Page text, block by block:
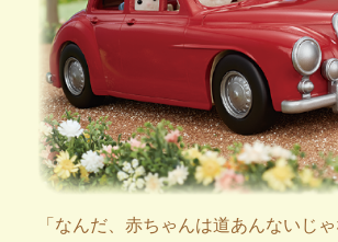
「なんだ、赤ちゃんは道あんないじゃ